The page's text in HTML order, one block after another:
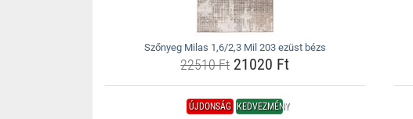
Szőnyeg Milas 1,6/2,3 Mil 203 ezüst bézs
22510 Ft21020 Ft
ÚJDONSÁG KEDVEZMÉNY